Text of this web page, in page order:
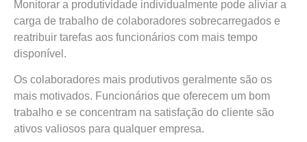
Monitorar a produtividade individualmente pode aliviar a
carga de trabalho de colaboradores sobrecarregados e
reatribuir tarefas aos funcionários com mais tempo
disponível.
Os colaboradores mais produtivos geralmente são os
mais motivados. Funcionários que oferecem um bom
trabalho e se concentram na satisfação do cliente são
ativos valiosos para qualquer empresa.